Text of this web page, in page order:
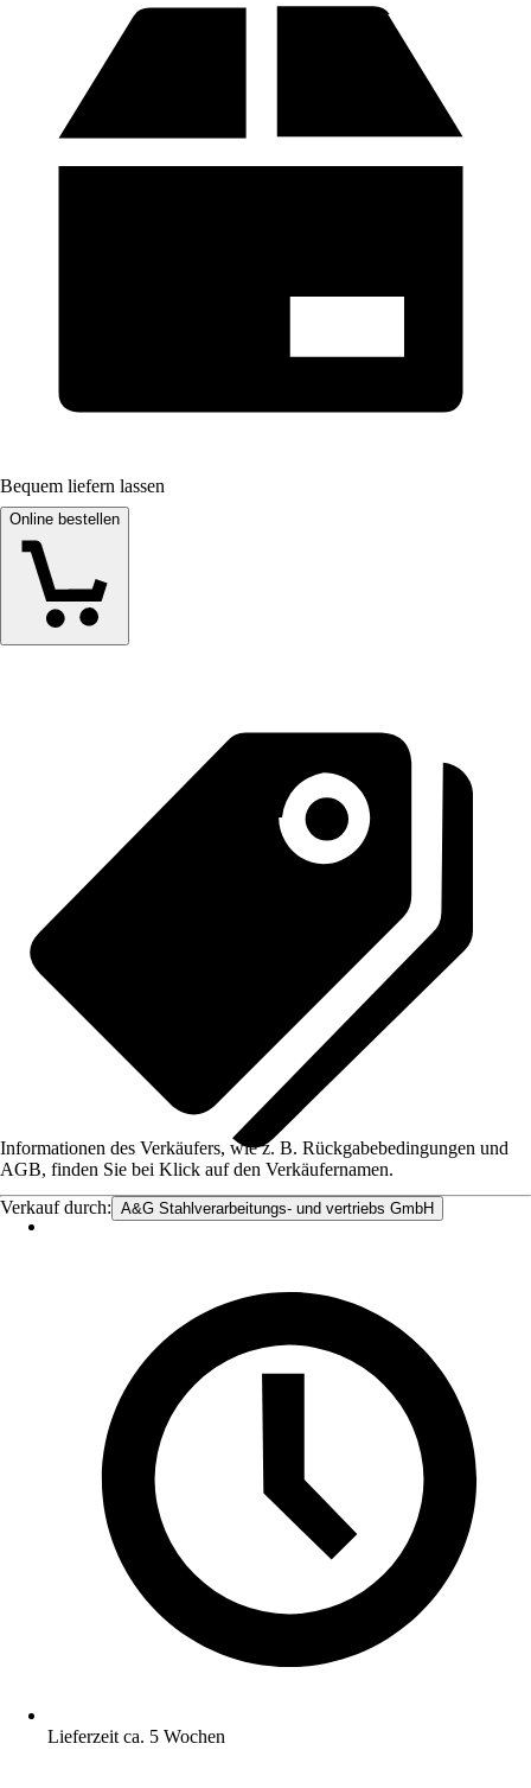
Bequem liefern lassen
Online bestellen
Verkauf durch: A&G Stahlverarbeitungs- und vertriebs GmbH
Informationen des Verkäufers, wie z. B. Rückgabebedingungen und
AGB, finden Sie bei Klick auf den Verkäufernamen.
Lieferzeit ca. 5 Wochen